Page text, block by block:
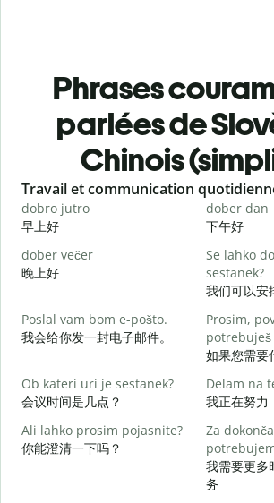
Phrases
parlées de
Chinois
Slide 1 of 6
Travail et communication
dobro jutro
早上好
dober dan
下午好
dober večer
晚上好
Se lahko
sestanek?
我们可以安
Poslal vam bom e-pošto.
我会给你发一封电子邮件。
Prosim,
potrebuješ
如果您需要
Ob kateri uri je sestanek?
会议时间是几点？
Delam na
我正在努力
Ali lahko prosim pojasnite?
你能澄清一下吗？
Za
我需要更多
务